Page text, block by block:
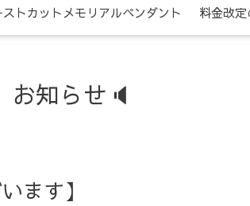
ストカットメモリアルペンダント 料金改
お知らせ🔈
ます】